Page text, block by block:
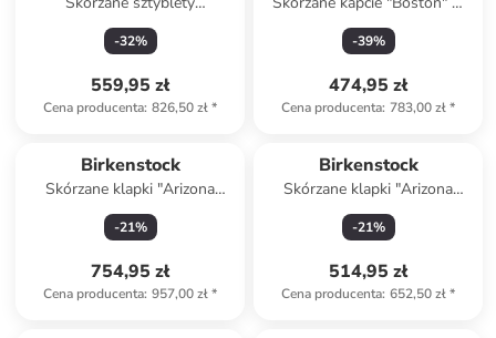
"Highwood" w kolorze
brązowym
-32%
559,95 zł
Cena producenta: 826,50 zł*
kolorze jasnobrązowym
-39%
474,95 zł
Cena producenta: 783,00 zł*
Birkenstock
Skórzane klapki "Arizona
Bold" w kolorze brązowym
-21%
754,95 zł
Cena producenta: 957,00 zł*
Birkenstock
Skórzane klapki "Arizona
Adventure" w kolorze khaki
-21%
514,95 zł
Cena producenta: 652,50 zł*